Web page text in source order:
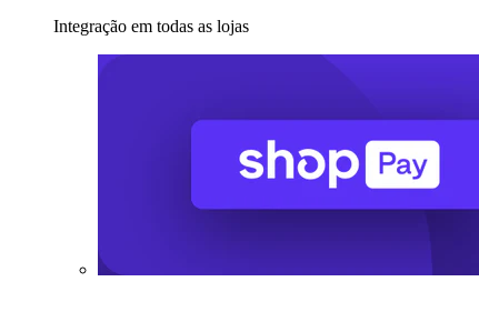
Integração em todas as lojas